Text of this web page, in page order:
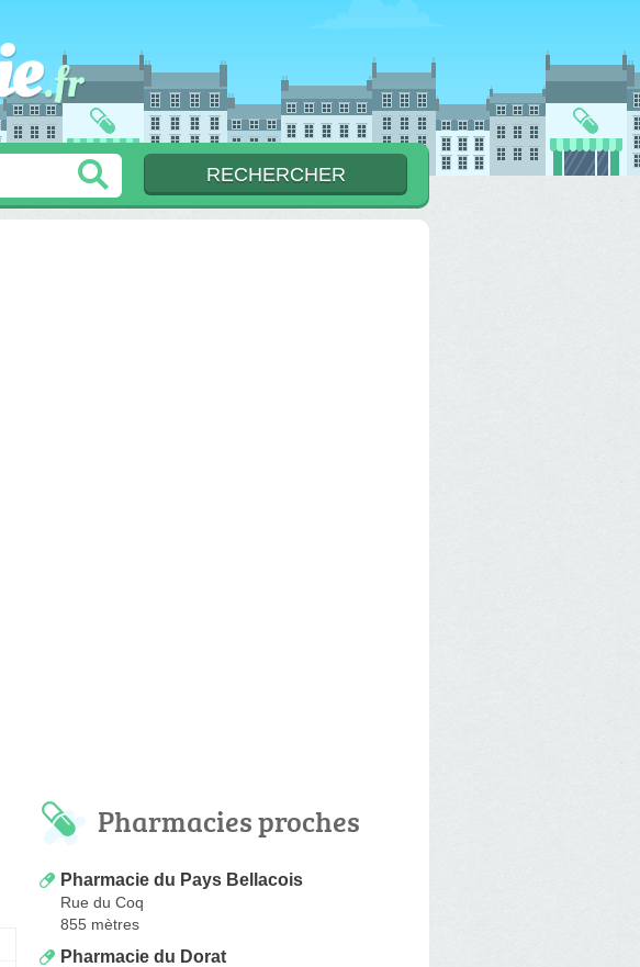
Pharmacies proches
Pharmacie du Pays Bellacois
Rue du Coq
855 mètres
Pharmacie du Dorat